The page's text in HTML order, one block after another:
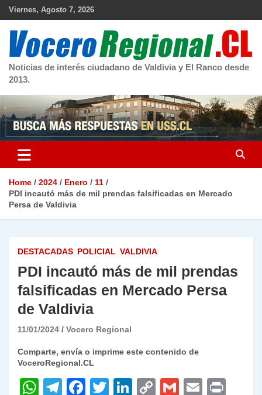
Skip
Viernes, Agosto 7, 2026
Noticias de interés ciudadano de Valdivia y El Ranco desde
2013.
Home 2024 Enero
11
PDI incautó más de mil prendas falsificadas en Mercado
Persa de Valdivia
DESTACADAS POLICIAL VALDIVIA
PDI incautó más de mil prendas
falsificadas en Mercado Persa
de Valdivia
11/01/2024 Vocero Regional
Comparte, envía o imprime este contenido de
VoceroRegional.CL
W
T
F
T
Li
C
G
E